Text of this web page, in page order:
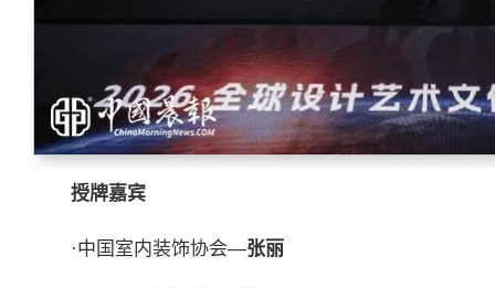
授牌嘉宾
·中国室内装饰协会—张丽